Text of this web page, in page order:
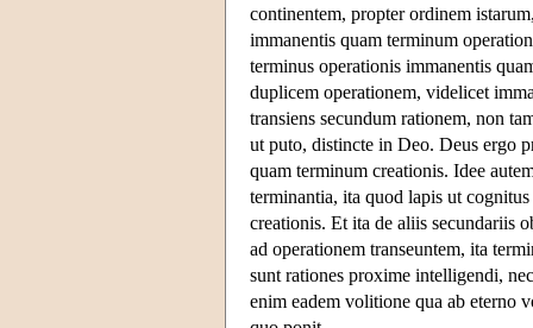
continentem, propter ordinem
immanentis quam terminum
terminus operationis immanentis
duplicem operationem, videlicet
transiens secundum rationem, non
ut puto, distincte in Deo. Deus ergo
quam terminum creationis. Idee
terminantia, ita quod lapis ut
creationis. Et ita de aliis secundariis
ad operationem transeuntem, ita
sunt rationes proxime intelligendi,
enim eadem volitione qua ab eterno